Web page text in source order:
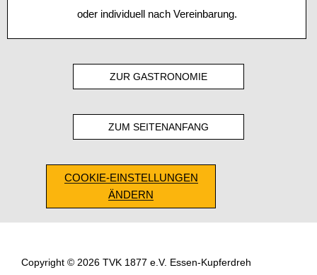
oder individuell nach Vereinbarung.
ZUR GASTRONOMIE
ZUM SEITENANFANG
COOKIE-EINSTELLUNGEN
ÄNDERN
Copyright © 2026 TVK 1877 e.V. Essen-Kupferdreh